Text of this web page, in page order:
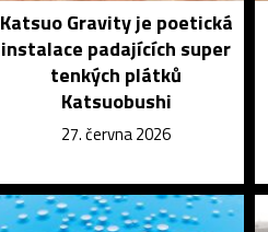
Katsuo Gravity je poetická
instalace padajících super
tenkých plátků
Katsuobushi
27. června 2026